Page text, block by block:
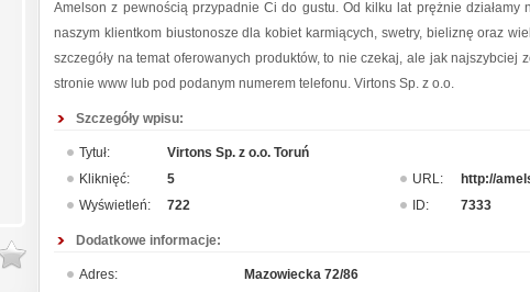
Amelson z pewnością przypadnie Ci do gustu. Od kilku lat prężnie
naszym klientkom biustonosze dla kobiet karmiących, swetry, bieliznę oraz
szczegóły na temat oferowanych produktów, to nie czekaj, ale jak najszybciej
stronie www lub pod podanym numerem telefonu. Virtons Sp. z o.o.
Szczegóły wpisu:
Tytuł:
Virtons Sp. z o.o. Toruń
Kliknięć:
5 URL:
http://
Wyświetleń:
722 ID: 7333
Dodatkowe informacje:
Adres:
Mazowiecka 72/86